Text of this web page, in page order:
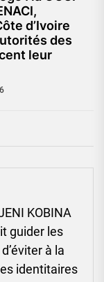
d’Ivoire
des
leur
KOBINA
guider les
à la
identitaires